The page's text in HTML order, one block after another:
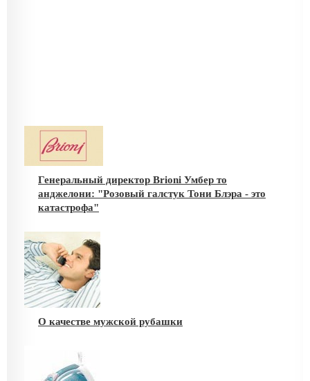
Генеральный директор Brioni Умбер то
анджелони: "Розовый галстук Тони Блэра - это
катастрофа"
О качестве мужской рубашки